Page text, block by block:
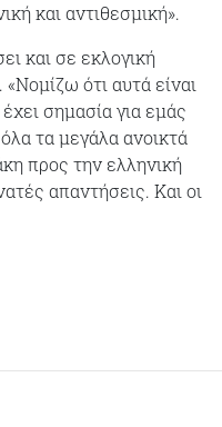
και αντιθεσμική».
και σε εκλογική
ότι αυτά είναι
σημασία για εμάς
τα μεγάλα ανοικτά
προς την ελληνική
απαντήσεις. Και οι